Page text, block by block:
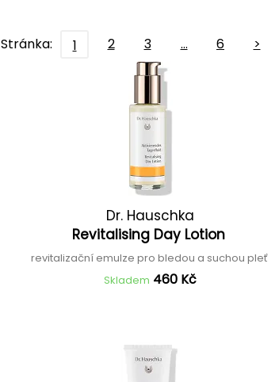
Stránka: 1 2 3 … 6
>
Dr. Hauschka
Revitalising Day Lotion
revitalizační emulze pro bledou a suchou pleť
Skladem 460 Kč